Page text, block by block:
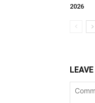
2026